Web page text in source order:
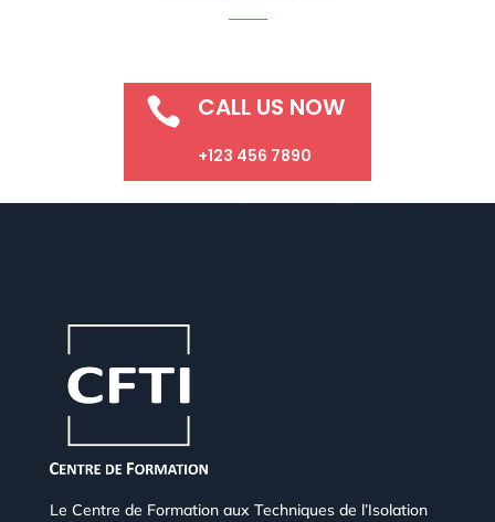
 CALL US NOW
+123 456 7890
Le Centre de Formation aux Techniques de l’Isolation